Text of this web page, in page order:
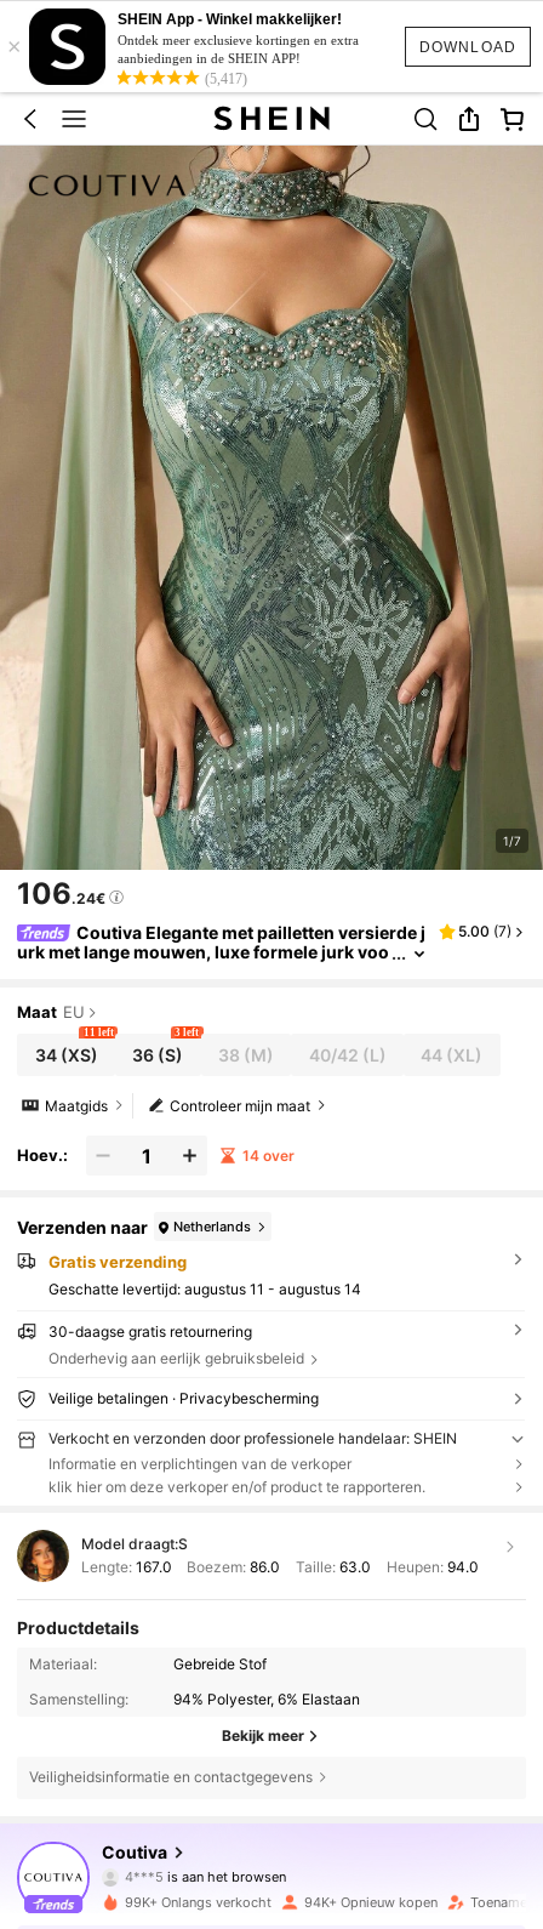
DOWNLOAD
×
SHEIN App - Winkel makkelijker!
Ontdek meer exclusieve kortingen en extra
aanbiedingen in de SHEIN APP!
(5,417)
1/7
106.24€
Coutiva Elegante met pailletten versierde j
urk met lange mouwen, luxe formele jurk voo
5.00 (7)
Maat EU
34(XS)
11 left
36 (S)
3 left
38 (M) 40/42 (L) 44 (XL)
Controleer mijn maat
Maatgids
Hoev.: 14 over
Verzenden naar Netherlands
Gratis verzending
Geschatte levertijd: augustus 11 - augustus 14
30-daagse gratis retournering
Onderhevig aan eerlijk gebruiksbeleid
Veilige betalingen · Privacybescherming
Verkocht en verzonden door professionele handelaar: SHEIN
Informatie en verplichtingen van de verkoper
klik hier om deze verkoper en/of product te rapporteren.
Model draagt:S
Lengte: 167.0 Boezem:86.0 Taille: 63.0 Heupen: 94.0
Productdetails
Materiaal:
Gebreide Stof
Samenstelling:
94% Polyester, 6% Elastaan
Bekijk meer
Veiligheidsinformatie en contactgegevens
Coutiva
4***5is aan het browsen
4.72
197K Volgers
99K+ Onlangs verkocht 94K+ Opnieuw kopen Toename